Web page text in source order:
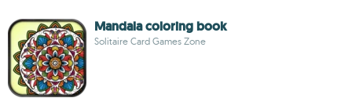
Mandala coloring book
Solitaire Card Games Zone